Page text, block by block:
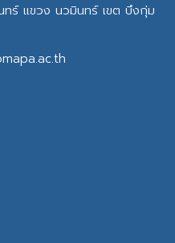
ร์ แขวง นวมินทร์ เขต บึงกุ่ม